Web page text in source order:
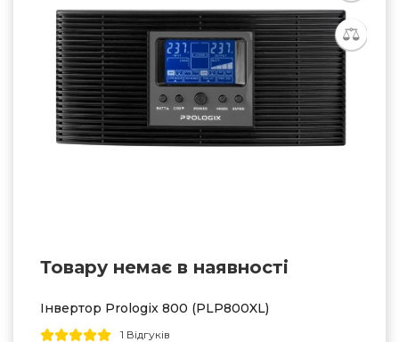
Товару немає в наявностi
Інвертор Prologix 800 (PLP800XL)
1 Відгуків